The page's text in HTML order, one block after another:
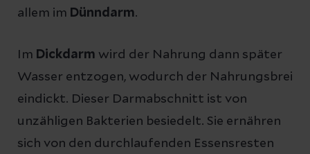
allem im Dünndarm.
Im Dickdarm wird der Nahrung dann später
Wasser entzogen, wodurch der Nahrungsbrei
eindickt. Dieser Darmabschnitt ist von
unzähligen Bakterien besiedelt. Sie ernähren
sich von den durchlaufenden Essensresten